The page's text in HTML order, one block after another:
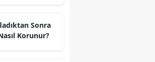
Sonra
Korunur?